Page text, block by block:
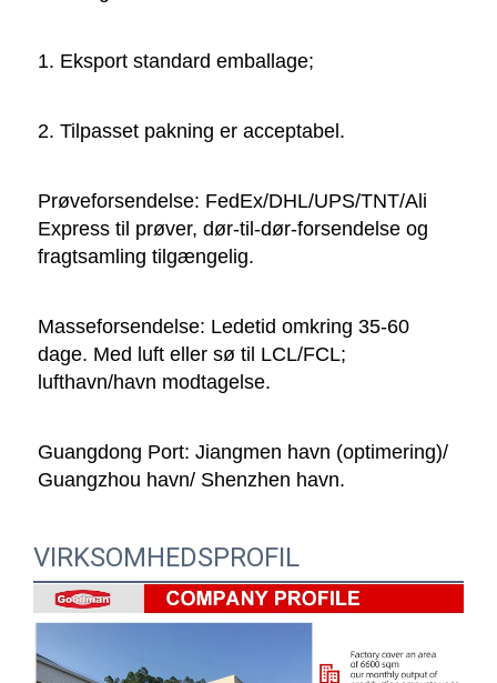
1. Eksport standard emballage;
2. Tilpasset pakning er acceptabel.
Prøveforsendelse: FedEx/DHL/UPS/TNT/Ali
Express til prøver, dør-til-dør-forsendelse og
fragtsamling tilgængelig.
Masseforsendelse: Ledetid omkring 35-60
dage. Med luft eller sø til LCL/FCL;
lufthavn/havn modtagelse.
Guangdong Port: Jiangmen havn (optimering)/
Guangzhou havn/ Shenzhen havn.
VIRKSOMHEDSPROFIL